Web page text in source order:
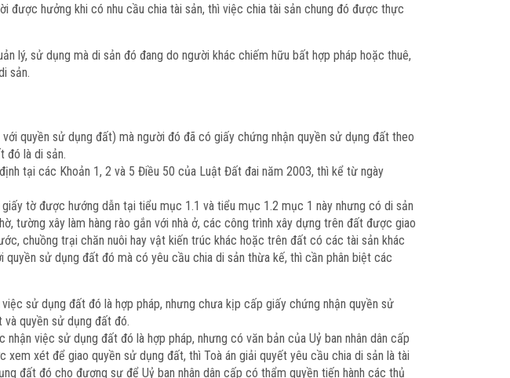
được hưởng khi có nhu cầu chia tài sản, thì việc chia tài sản chung đó được thực
lý, sử dụng mà di sản đó đang do người khác chiếm hữu bất hợp pháp hoặc thuê,
sản.
quyền sử dụng đất) mà người đó đã có giấy chứng nhận quyền sử dụng đất theo
đó là di sản.
tại các Khoản 1, 2 và 5 Điều 50 của Luật Đất đai năm 2003, thì kể từ ngày
tờ được hướng dẫn tại tiểu mục 1.1 và tiểu mục 1.2 mục 1 này nhưng có di sản
tường xây làm hàng rào gắn với nhà ở, các công trình xây dựng trên đất được giao
chuồng trại chăn nuôi hay vật kiến trúc khác hoặc trên đất có các tài sản khác
sử dụng đất đó mà có yêu cầu chia di sản thừa kế, thì cần phân biệt các
sử dụng đất đó là hợp pháp, nhưng chưa kịp cấp giấy chứng nhận quyền sử
và quyền sử dụng đất đó.
việc sử dụng đất đó là hợp pháp, nhưng có văn bản của Uỷ ban nhân dân cấp
xét để giao quyền sử dụng đất, thì Toà án giải quyết yêu cầu chia di sản là tài
đất đó cho đương sự để Uỷ ban nhân dân cấp có thẩm quyền tiến hành các thủ